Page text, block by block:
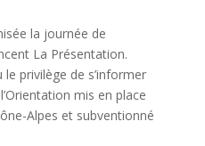
la journée de
La Présentation.
privilège de s’informer
mis en place
Alpes et subventionné